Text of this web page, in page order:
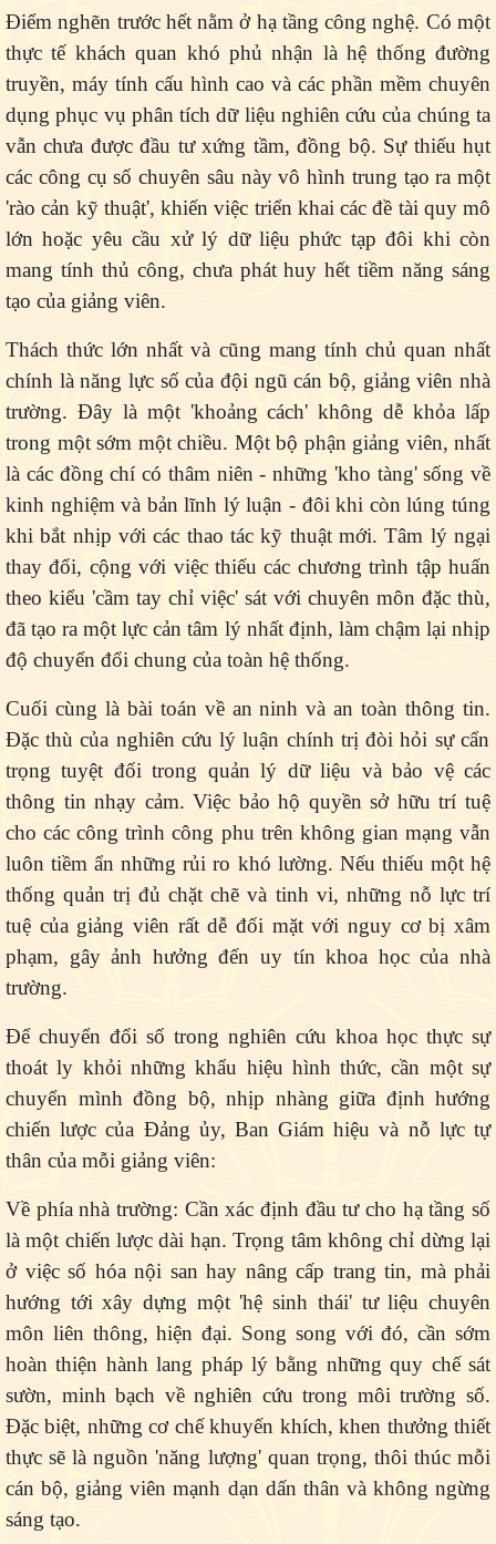
Điểm nghẽn trước hết nằm ở hạ tầng công nghệ. Có một
thực tế khách quan khó phủ nhận là hệ thống đường
truyền, máy tính cấu hình cao và các phần mềm chuyên
dụng phục vụ phân tích dữ liệu nghiên cứu của chúng ta
vẫn chưa được đầu tư xứng tầm, đồng bộ. Sự thiếu hụt
các công cụ số chuyên sâu này vô hình trung tạo ra một
'rào cản kỹ thuật', khiến việc triển khai các đề tài quy mô
lớn hoặc yêu cầu xử lý dữ liệu phức tạp đôi khi còn
mang tính thủ công, chưa phát huy hết tiềm năng sáng
tạo của giảng viên.
Thách thức lớn nhất và cũng mang tính chủ quan nhất
chính là năng lực số của đội ngũcán bộ, giảng viên nhà
trường. Đây là một 'khoảng cách' không dễ khỏa lấp
trong một sớm một chiều. Một bộ phận giảng viên, nhất
là các đồng chí có thâm niên - những 'kho tàng' sống về
kinh nghiệm và bản lĩnh lý luận - đôi khi còn lúng túng
khi bắt nhịp với các thao tác kỹ thuật mới. Tâm lý ngại
thay đổi, cộng với việc thiếu các chương trình tập huấn
theo kiểu 'cầm tay chỉ việc' sát với chuyên môn đặc thù,
đã tạo ra một lực cản tâm lý nhất định, làm chậm lại nhịp
độ chuyển đổi chung của toàn hệ thống.
Cuối cùng là bài toán về an ninh và an toàn thông tin.
Đặc thù của nghiên cứu lý luận chính trị đòi hỏi sự cẩn
trọng tuyệt đối trong quản lý dữ liệu và bảo vệ các
thông tin nhạy cảm. Việc bảo hộ quyền sở hữu trí tuệ
cho các công trình công phu trên không gian mạng vẫn
luôn tiềm ẩn những rủi ro khó lường. Nếu thiếu một hệ
thống quản trị đủ chặt chẽ và tinh vi, những nỗ lực trí
tuệ của giảng viên rất dễ đối mặt với nguy cơ bị xâm
phạm, gây ảnh hưởng đến uy tín khoa học của nhà
trường.
Để chuyển đổi số trong nghiên cứu khoa học thực sự
thoát ly khỏi những khẩu hiệu hình thức, cần một sự
chuyển mình đồng bộ, nhịp nhàng giữa định hướng
chiến lược của Đảng ủy, Ban Giám hiệu và nỗ lực tự
thân của mỗi giảng viên:
Về phía nhà trường: Cần xác định đầu tư cho hạ tầng số
là một chiến lược dài hạn. Trọng tâm không chỉ dừng lại
ở việc số hóa nội san hay nâng cấp trang tin, mà phải
hướng tới xây dựng một 'hệ sinh thái' tư liệu chuyên
môn liên thông, hiện đại. Song song với đó, cần sớm
hoàn thiện hành lang pháp lý bằng những quy chế sát
sườn, minh bạch về nghiên cứu trong môi trường số.
Đặc biệt, những cơ chế khuyến khích, khen thưởng thiết
thực sẽ là nguồn 'năng lượng' quan trọng, thôi thúc mỗi
cán bộ, giảng viên mạnh dạn dấn thân và không ngừng
sáng tạo.